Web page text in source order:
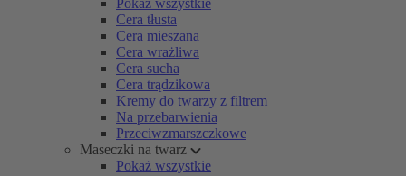
Pokaż wszystkie
Cera tłusta
Cera mieszana
Cera wrażliwa
Cera sucha
Cera trądzikowa
Kremy do twarzy z filtrem
Na przebarwienia
Przeciwzmarszczkowe
Maseczki na twarz
Pokaż wszystkie